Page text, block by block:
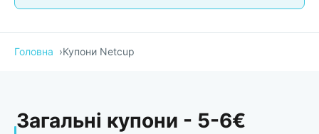
Головна Купони Netcup
Загальні купони - 5-6€